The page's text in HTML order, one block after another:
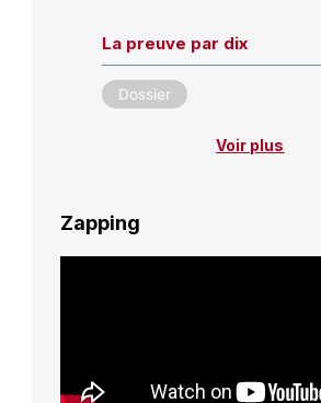
La preuve par dix
Dossier
Voir plus
Zapping